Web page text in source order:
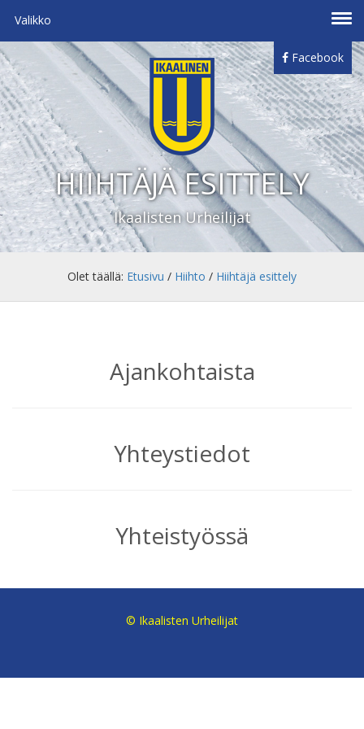
Valikko
Facebook
HIIHTÄJÄ ESITTELY
Ikaalisten Urheilijat
Olet täällä: Etusivu / Hiihto / Hiihtäjä esittely
Ajankohtaista
Yhteystiedot
Yhteistyössä
© Ikaalisten Urheilijat